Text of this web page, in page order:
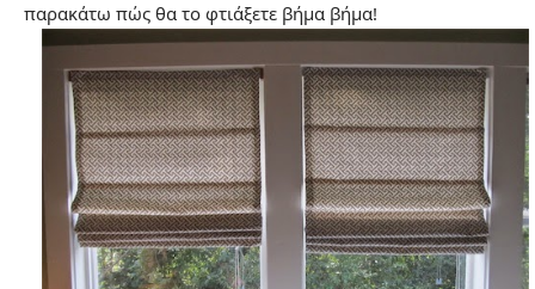
παρακάτω πώς θα το φτιάξετε βήμα βήμα!